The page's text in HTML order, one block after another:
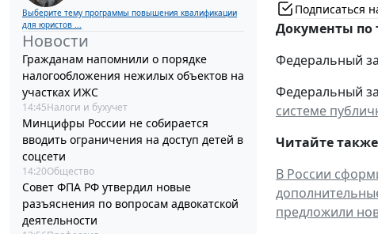
Выберите тему программы повышения квалификации
для юристов ...
Новости
Гражданам напомнили о порядке
налогообложения нежилых объектов на
участках ИЖС
14:45Налоги и бухучет
Минцифры России не собирается
вводить ограничения на доступ детей в
соцсети
14:20Общество
Совет ФПА РФ утвердил новые
разъяснения по вопросам адвокатской
деятельности
Подписаться
Документы по
Федеральный
Федеральный
системе
Читайте
В России
предложили